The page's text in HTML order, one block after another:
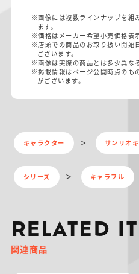
※画像には複数ラインナップを組
ます。
※価格はメーカー希望小売価格表
※店頭での商品のお取り扱い開始
ございます。
※画像は実際の商品とは多少異な
※掲載情報はページ公開時点のも
がございます。
キャラクター サンリオ
シリーズ キャラフル
RELATED
関連商品